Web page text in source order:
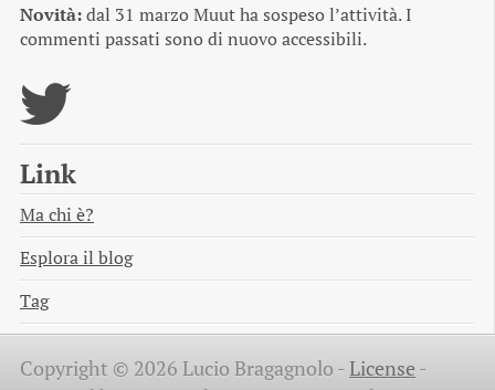
Novità:dal 31 marzo Muut ha sospeso l’attività. I
commenti passati sono di nuovo accessibili.
Link
Ma chi è?
Esplora il blog
Tag
Copyright © 2026 Lucio Bragagnolo -License -